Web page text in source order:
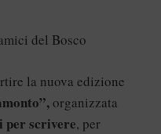
del Bosco
la nuova edizione
organizzata
per scrivere, per